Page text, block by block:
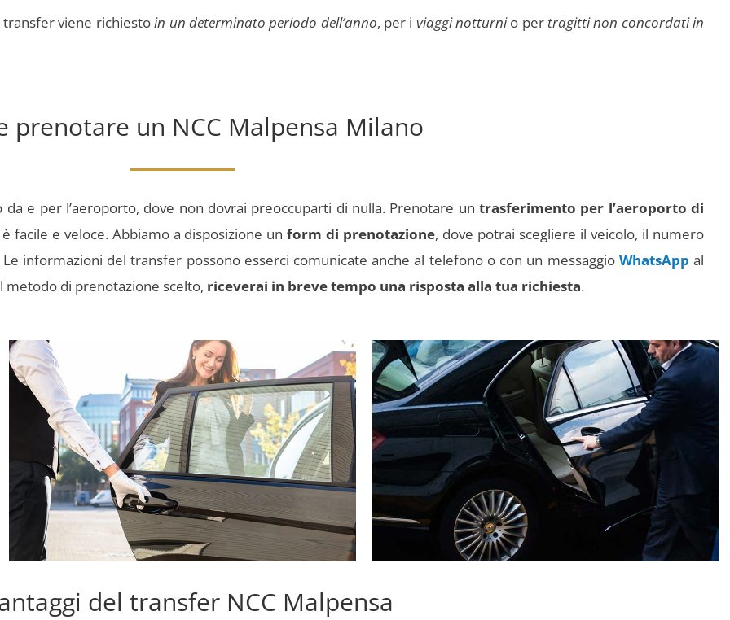
viene richiestoin un determinato periodo dell’anno, per i viaggi notturnio per tragitti non concordati in
prenotare un NCC Malpensa Milano
e per l’aeroporto, dove non dovrai preoccuparti di nulla. Prenotare untrasferimento per l’aeroporto di
facile e veloce. Abbiamo a disposizione unform di prenotazione, dove potrai scegliere il veicolo, il numero
informazioni del transfer possono esserci comunicate anche al telefono o con un messaggio WhatsApp al
di prenotazione scelto, riceverai in breve tempo una risposta alla tua richiesta.
del transfer NCC Malpensa